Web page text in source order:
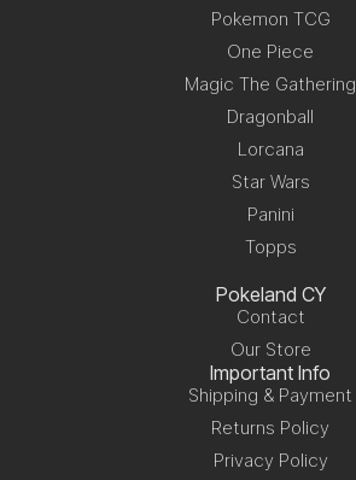
Pokemon TCG
One Piece
Magic The Gathering
Dragonball
Lorcana
Star Wars
Panini
Topps
Pokeland CY
Contact
Our Store
Important Info
Shipping & Payment
Returns Policy
Privacy Policy